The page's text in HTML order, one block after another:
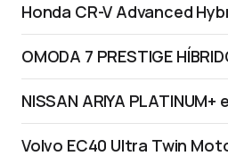
Honda CR-V Advanced
OMODA 7 PRESTIGE
NISSAN ARIYA PLATINUM+
Volvo EC40 Ultra Twin